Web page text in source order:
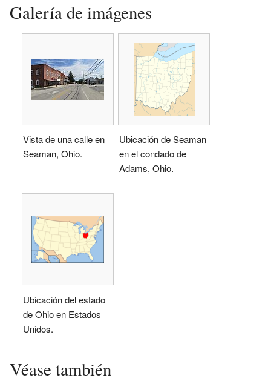
Galería de imágenes
Vista de una calle en
Seaman, Ohio.
Ubicación de Seaman
en el condado de
Adams, Ohio.
Ubicación del estado
de Ohio en Estados
Unidos.
Véase también